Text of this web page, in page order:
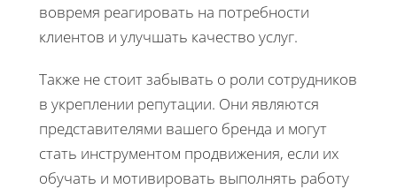
вовремя реагировать на потребности
клиентов и улучшать качество услуг.
Также не стоит забывать о роли сотрудников
в укреплении репутации. Они являются
представителями вашего бренда и могут
стать инструментом продвижения, если их
обучать и мотивировать выполнять работу